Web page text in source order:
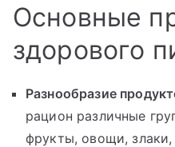
Основные
здорового
Разнообразие
рацион различные
фрукты, овощи,